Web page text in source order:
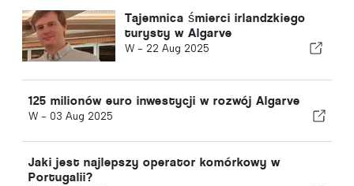
Tajemnica śmierci irlandzkiego
turysty w Algarve
W - 22 Aug 2025
125 milionów euro inwestycji w rozwój Algarve
W - 03 Aug 2025
Jaki jest najlepszy operator komórkowy w
Portugalii?